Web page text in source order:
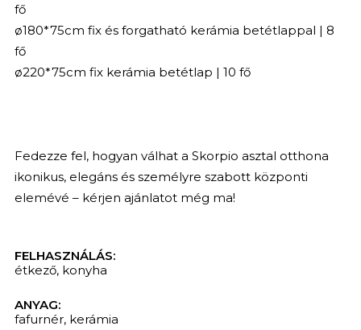
fő
ø180*75cm fix és forgatható kerámia betétlappal | 8
fő
ø220*75cm fix kerámia betétlap | 10 fő
Fedezze fel, hogyan válhat a Skorpio asztal otthona
ikonikus, elegáns és személyre szabott központi
elemévé – kérjen ajánlatot még ma!
FELHASZNÁLÁS:
étkező, konyha
ANYAG:
fafurnér, kerámia